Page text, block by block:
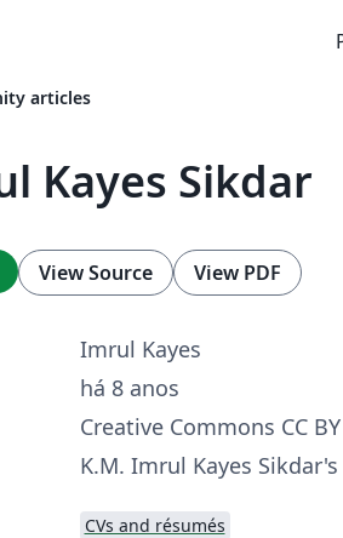
articles
Kayes Sikdar
View Source View PDF
Imrul Kayes
há 8 anos
Creative Commons CC
K.M. Imrul Kayes Sikdar's
CVs and résumés